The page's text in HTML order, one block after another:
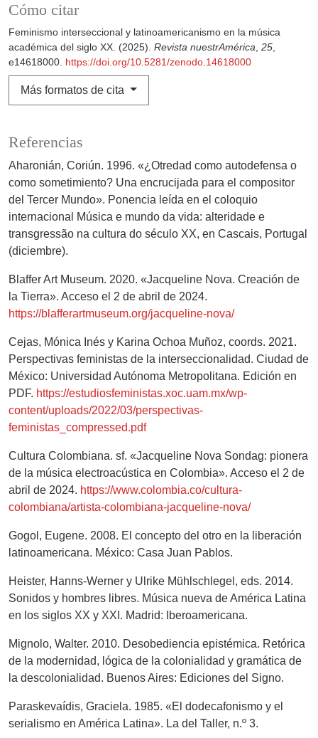
Cómo citar
Feminismo interseccional y latinoamericanismo en la música
académica del siglo XX. (2025). Revista nuestrAmérica 25
e14618000. https://doi.org/10.5281/zenodo.14618000
Más formatos de cita
Referencias
Aharonián, Coriún. 1996. «¿Otredad como autodefensa o
como sometimiento? Una encrucijada para el compositor
del Tercer Mundo». Ponencia leída en el coloquio
internacional Música e mundo da vida: alteridade e
transgressão na cultura do século XX, en Cascais, Portugal
(diciembre).
Blaffer Art Museum. 2020. «Jacqueline Nova. Creación de
la Tierra». Acceso el 2 de abril de 2024.
https://blafferartmuseum.org/jacqueline-nova/
Cejas, Mónica Inés y Karina Ochoa Muñoz, coords. 2021.
Perspectivas feministas de la interseccionalidad. Ciudad de
México: Universidad Autónoma Metropolitana. Edición en
PDF. https://estudiosfeministas.xoc.uam.mx/wp-
content/uploads/2022/03/perspectivas-
feministas_compressed.pdf
Cultura Colombiana. sf. «Jacqueline Nova Sondag: pionera
de la música electroacústica en Colombia». Acceso el 2 de
abril de 2024. https://www.colombia.co/cultura-
colombiana/artista-colombiana-jacqueline-nova/
Gogol, Eugene. 2008. El concepto del otro en la liberación
latinoamericana. México: Casa Juan Pablos.
Heister, Hanns-Werner y Ulrike Mühlschlegel, eds. 2014.
Sonidos y hombres libres. Música nueva de América Latina
en los siglos XX y XXI. Madrid: Iberoamericana.
Mignolo, Walter. 2010. Desobediencia epistémica. Retórica
de la modernidad, lógica de la colonialidad y gramática de
la descolonialidad. Buenos Aires: Ediciones del Signo.
Paraskevaídis, Graciela. 1985. «El dodecafonismo y el
serialismo en América Latina». La del Taller, n.º 3.